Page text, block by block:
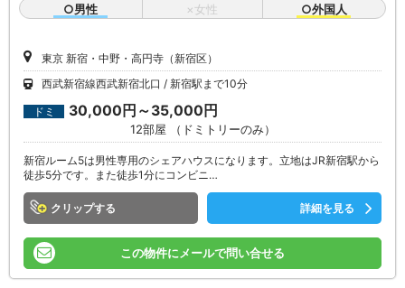
○男性 ×女性 ○外国人
東京 新宿・中野・高円寺（新宿区）
西武新宿線西武新宿北口
新宿駅まで10分
ドミ 30,000円～35,000円
12部屋 （ドミトリーのみ）
新宿ルーム5は男性専用のシェアハウスになります。立地はJR新宿駅から
徒歩5分です。また徒歩1分にコンビニ…
クリップ 詳細を見る
この物件にメールで問い合せる